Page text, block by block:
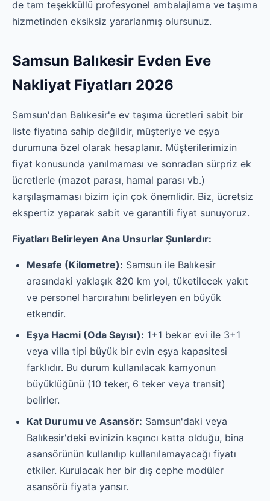
de tam teşekküllü profesyonel ambalajlama ve taşıma
hizmetinden eksiksiz yararlanmış olursunuz.
Samsun Balıkesir Evden Eve
Nakliyat Fiyatları 2026
Samsun'dan Balıkesir'e ev taşıma ücretleri sabit bir
liste fiyatına sahip değildir, müşteriye ve eşya
durumuna özel olarak hesaplanır. Müşterilerimizin
fiyat konusunda yanılmaması ve sonradan sürpriz ek
ücretlerle (mazot parası, hamal parası vb.)
karşılaşmaması bizim için çok önemlidir. Biz, ücretsiz
ekspertiz yaparak sabit ve garantili fiyat sunuyoruz.
Fiyatları Belirleyen Ana Unsurlar Şunlardır:
Mesafe (Kilometre): Samsun ile Balıkesir
arasındaki yaklaşık 820 km yol, tüketilecek yakıt
ve personel harcırahını belirleyen en büyük
etkendir.
Eşya Hacmi (Oda Sayısı): 1+1 bekar evi ile 3+1
veya villa tipi büyük bir evin eşya kapasitesi
farklıdır. Bu durum kullanılacak kamyonun
büyüklüğünü (10 teker, 6 teker veya transit)
belirler.
Kat Durumu ve Asansör: Samsun'daki veya
Balıkesir'deki evinizin kaçıncı katta olduğu, bina
asansörünün kullanılıp kullanılamayacağı fiyatı
etkiler. Kurulacak her bir dış cephe modüler
asansörü fiyata yansır.